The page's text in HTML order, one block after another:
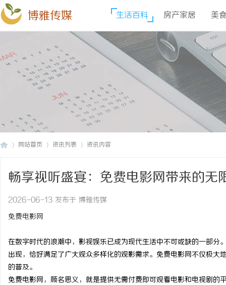
博雅传媒 生活百科 房产家居 美
网站首页 资讯列表 资讯内容
畅享视听盛宴：免费电影网带来的无
2026-06-13 发布于 博雅传媒
免费电影网
在数字时代的浪潮中，影视娱乐已成为现代生活中不可或缺的一部
出现，恰好满足了广大观众多样化的观影需求。免费电影网不仅极
的普及。
免费电影网，顾名思义，就是提供无需付费即可观看电影和电视剧